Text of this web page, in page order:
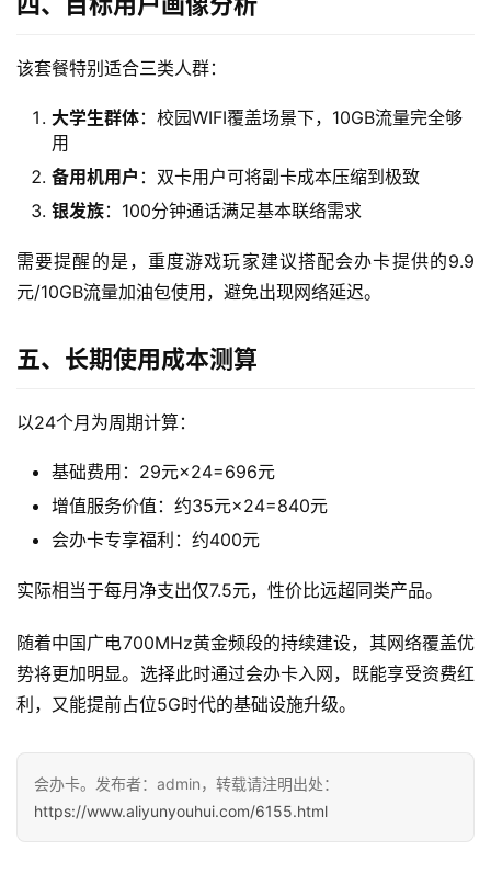
随
W
快
讯
更
面
该套餐特别适合三类人群：
大学生群体：校园WIFI覆盖场景下，10GB流量完全够
用
备用机用户 ：双卡用户可将副卡成本压缩到极致
银发族：100分钟通话满足基本联络需求
需要提醒的是，重度游戏玩家建议搭配会办卡提供的9.9
元/10GB流量加油包使用，避免出现网络延迟。
五、长期使用成本测算
以24个月为周期计算：
基础费用：29元×24=696元
增值服务价值：约35元×24=840元
会办卡专享福利：约400元
实际相当于每月净支出仅7.5元，性价比远超同类产品。
随着中国广电700MHz黄金频段的持续建设，其网络覆盖优
势将更加明显。选择此时通过会办卡入网，既能享受资费红
利，又能提前占位5G时代的基础设施升级。
会办卡。发布者：admin，转载请注明出处：
https://www.aliyunyouhui.com/6155.html